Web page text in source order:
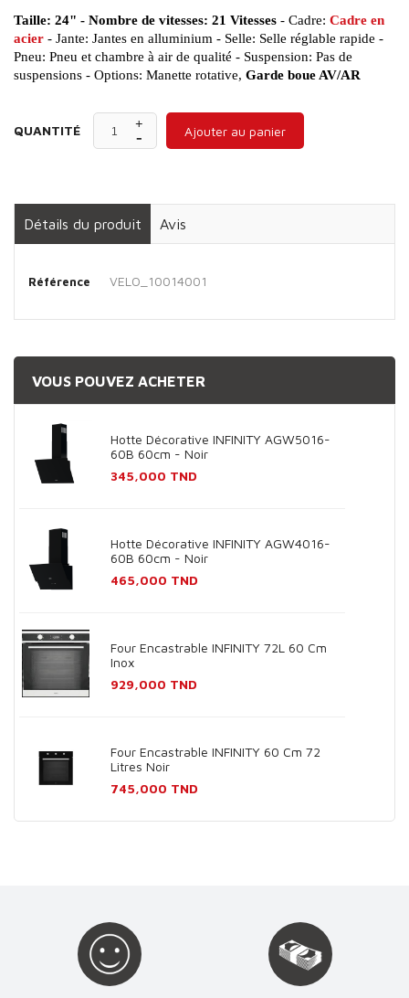
Taille: 24" - Nombre de vitesses: 21 Vitesses - Cadre: Cadre en
acier - Jante: Jantes en alluminium - Selle: Selle réglable rapide -
Pneu: Pneu et chambre à air de qualité - Suspension: Pas de
suspensions - Options: Manette rotative, Garde boue AV/AR
QUANTITÉ Ajouter au panier
Détails du produit Avis
Référence VELO_10014001
VOUS POUVEZ ACHETER
Hotte Décorative INFINITY AGW5016-
60B 60cm - Noir
Prix
345,000 TND
Hotte Décorative INFINITY AGW4016-
60B 60cm - Noir
Prix
465,000 TND
Four Encastrable INFINITY 72L 60 Cm
Inox
Prix
929,000 TND
Four Encastrable INFINITY 60 Cm 72
Litres Noir
Prix
745,000 TND